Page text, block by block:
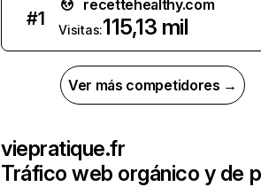
#1
recettehealthy.com
Visitas:115,13 mil
Ver más competidores →
viepratique.fr
Tráfico web orgánico y de